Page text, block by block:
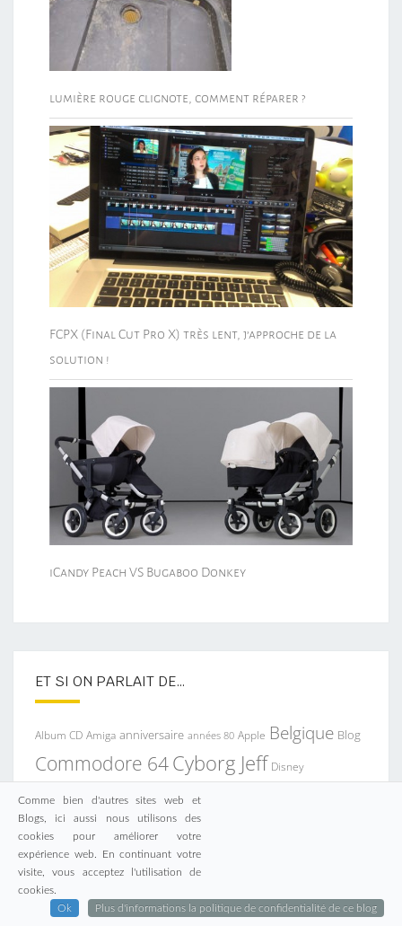
lumière rouge clignote, comment réparer ?
FCPX (Final Cut Pro X) très lent, j’approche de la
solution !
iCandy Peach VS Bugaboo Donkey
ET SI ON PARLAIT DE…
Album CD Amiga anniversaire années 80 Apple Belgique Blog
Commodore 64Cyborg Jeff Disney
Enfants Facebook Famille
Fantasy Game Boy Gameplay
Legend of Zelda Liège Maison
MusiqueNintendoNintendo DS
Comme bien d'autres sites web et
Blogs, ici aussi nous utilisons des
cookies pour améliorer votre
expérience web. En continuant votre
visite, vous acceptez l'utilisation de
cookies.
Ok
Plus d'informations la politique de confidentialité de ce blog